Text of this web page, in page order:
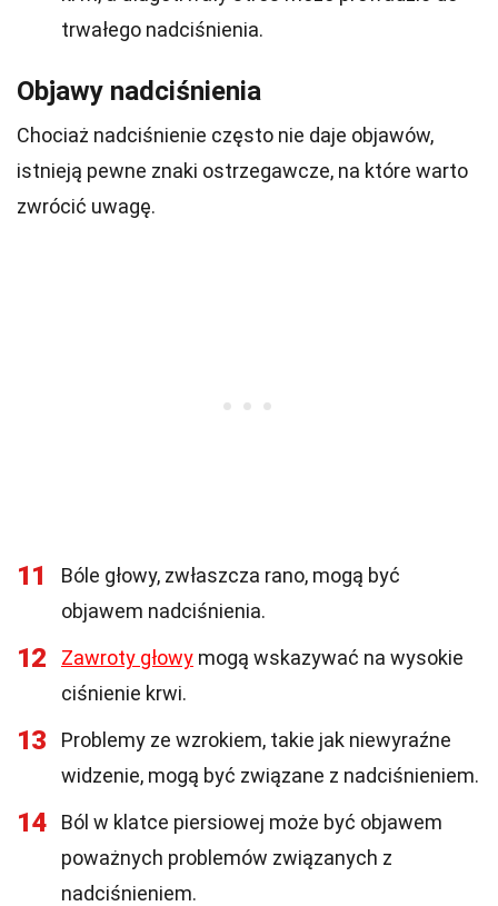
trwałego nadciśnienia.
Objawy nadciśnienia
Chociaż nadciśnienie często nie daje objawów,
istnieją pewne znaki ostrzegawcze, na które warto
zwrócić uwagę.
11
Bóle głowy, zwłaszcza rano, mogą być
objawem nadciśnienia.
12 Zawroty głowy mogą wskazywać na wysokie
ciśnienie krwi.
13
Problemy ze wzrokiem, takie jak niewyraźne
widzenie, mogą być związane z nadciśnieniem.
14
Ból w klatce piersiowej może być objawem
poważnych problemów związanych z
nadciśnieniem.